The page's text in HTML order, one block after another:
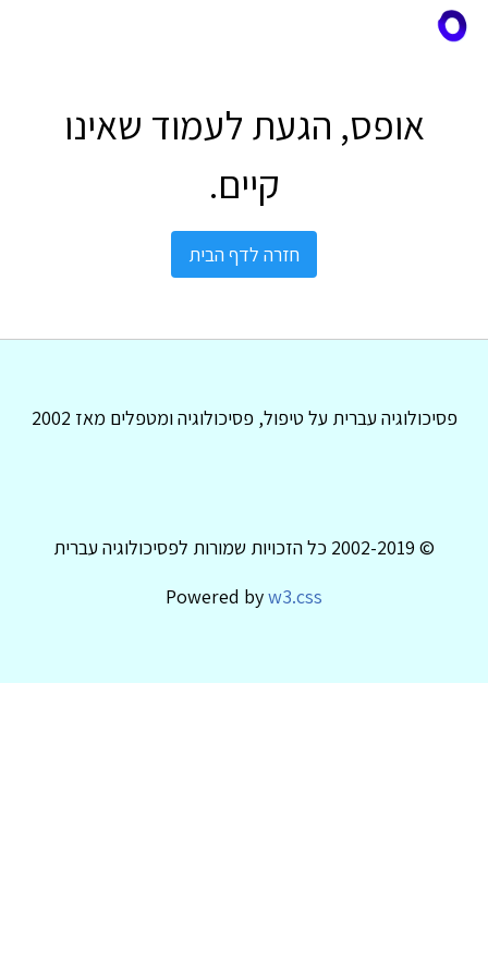
אופס, הגעת לעמוד שאינו
קיים.
חזרה לדף הבית
פסיכולוגיה עברית על טיפול, פסיכולוגיה ומטפלים מאז 2002
© 2002-2019 כל הזכויות שמורות לפסיכולוגיה עברית
Powered byw3.css